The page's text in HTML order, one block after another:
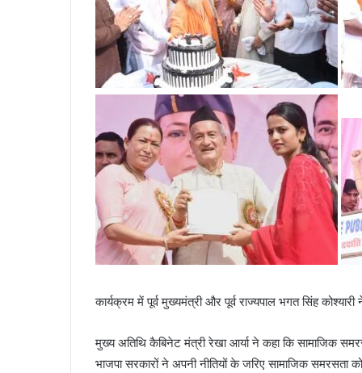
कार्यक्रम में पूर्व मुख्यमंत्री और पूर्व राज्यपाल भगत सिंह
मुख्य अतिथि कैबिनेट मंत्री रेखा आर्या ने कहा कि सामाजिक
भाजपा सरकारों ने अपनी नीतियों के जरिए सामाजिक समरसता